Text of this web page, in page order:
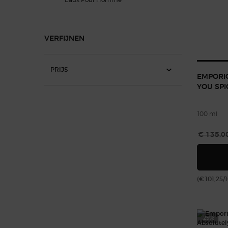
VERFIJNEN
PRIJS
YOU
100 ml
Oude
€
(€ 101,25/
-25%